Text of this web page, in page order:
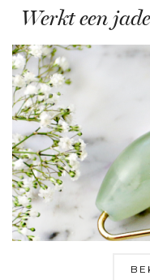
Werkt een